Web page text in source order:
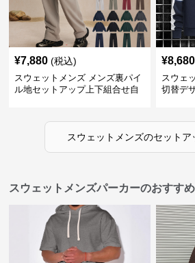
¥7,880 (税込)
スウェットメンズ メンズ裏パイ
ル地セットアップ上下組合せ自
¥8,680
スウェ
切替デ
スウェットメンズのセットア
スウェットメンズパーカーのおすす